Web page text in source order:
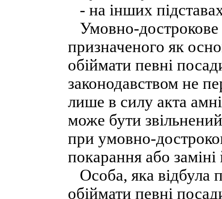
- на інших
Умовно-дострокове
призначеного як
обіймати певні
законодавством не
лише в силу акта
може бути
при умовно-
покарання або
Особа, яка відбула
обіймати певні